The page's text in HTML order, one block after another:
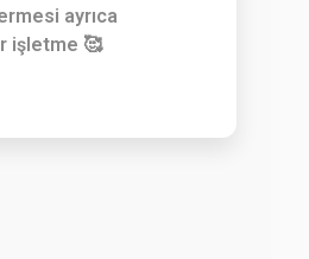
ayrıca
işletme 🥰